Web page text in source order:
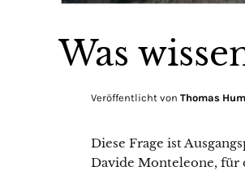
Was
Veröffentlicht von Thomas
Diese Frage ist
Davide Monteleone, für